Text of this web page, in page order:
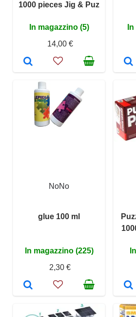
1000 pieces Jig & Puz
In magazzino (5)
14,00 €
NoNo
glue 100 ml
In magazzino (225)
2,30 €